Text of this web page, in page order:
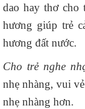
dao hay thơ cho
hương giúp trẻ
hương đất nước.
Cho trẻ nghe
nhẹ nhàng, vui
nhẹ nhàng hơn.